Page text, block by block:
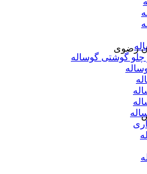
گوشتی گوساله
رضوی